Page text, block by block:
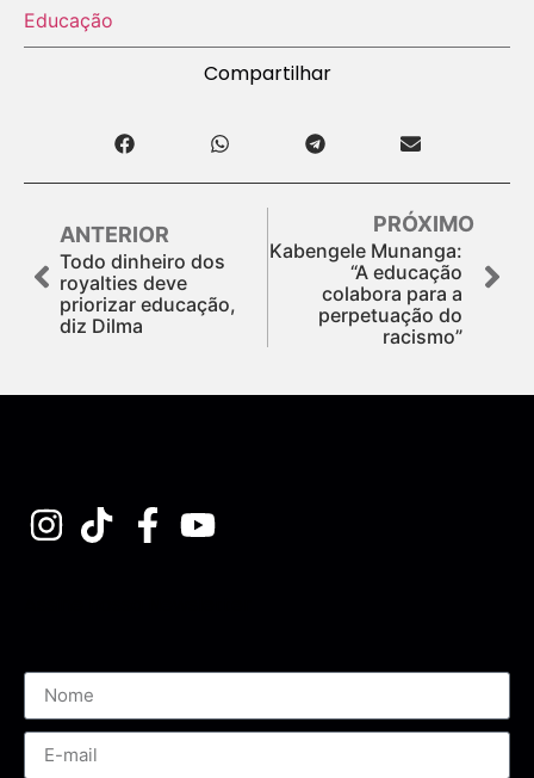
Educação
Compartilhar
ANTERIOR
Todo dinheiro dos
royalties deve
priorizar educação,
diz Dilma
PRÓXIMO
Kabengele Munanga:
“A educação
colabora para a
perpetuação do
racismo”